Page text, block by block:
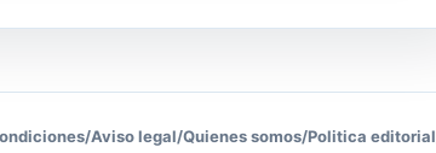
/Aviso legal/Quienes somos/Politica editorial